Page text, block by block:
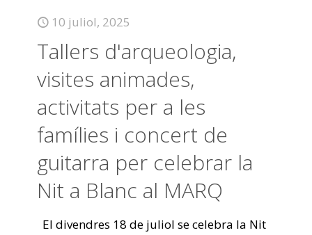
10 juliol, 2025
Tallers d'arqueologia,
visites animades,
activitats per a les
famílies i concert de
guitarra per celebrar la
Nit a Blanc al MARQ
El divendres 18 de juliol se celebra la Nit